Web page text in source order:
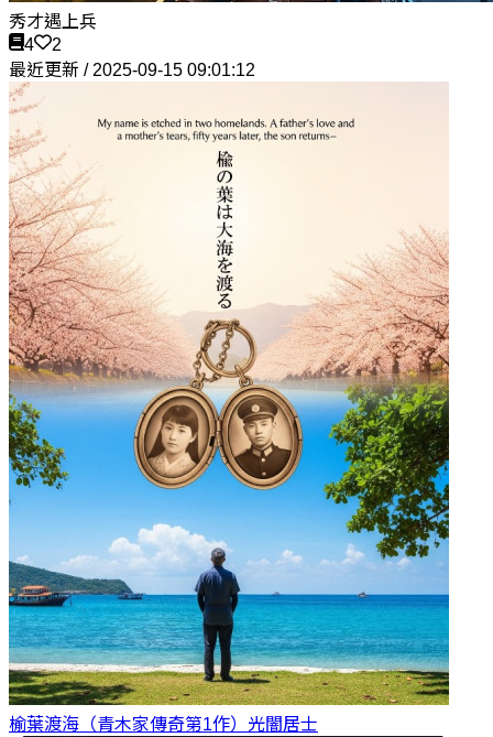
秀才遇上兵
4
2
最近更新 / 2025-09-15 09:01:12
榆葉渡海（青木家傳奇第1作） 光闇居士